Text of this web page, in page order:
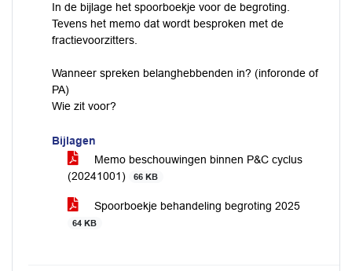
In de bijlage het spoorboekje voor de begroting.
Tevens het memo dat wordt besproken met de
fractievoorzitters.
Wanneer spreken belanghebbenden in? (inforonde of
PA)
Wie zit voor?
Bijlagen
Memo beschouwingen binnen P&C cyclus
(20241001)
66 KB
Spoorboekje behandeling begroting 2025
64 KB